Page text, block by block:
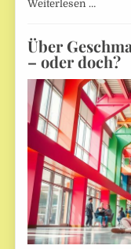
Weiterlesen …
Über
– oder doch?